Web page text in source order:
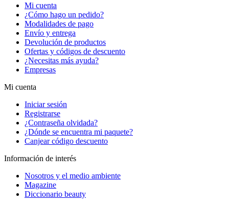
Mi cuenta
¿Cómo hago un pedido?
Modalidades de pago
Envío y entrega
Devolución de productos
Ofertas y códigos de descuento
¿Necesitas más ayuda?
Empresas
Mi cuenta
Iniciar sesión
Registrarse
¿Contraseña olvidada?
¿Dónde se encuentra mi paquete?
Canjear código descuento
Información de interés
Nosotros y el medio ambiente
Magazine
Diccionario beauty